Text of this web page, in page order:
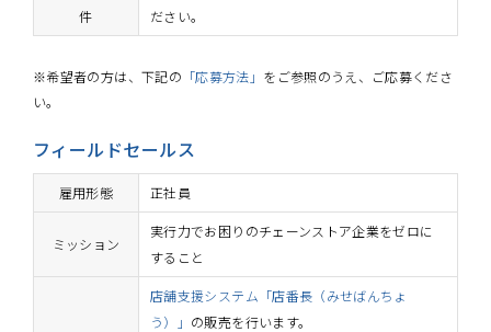
件
ださい。
※希望者の方は、下記の 「応募方法」 をご参照のうえ、ご応募くださ
い。
フィールドセールス
雇用形態 正社員
ミッション
実行力でお困りのチェーンストア企業をゼロに
すること
店舗支援システム「店番長（みせばんちょ
う）」 の販売を行います。